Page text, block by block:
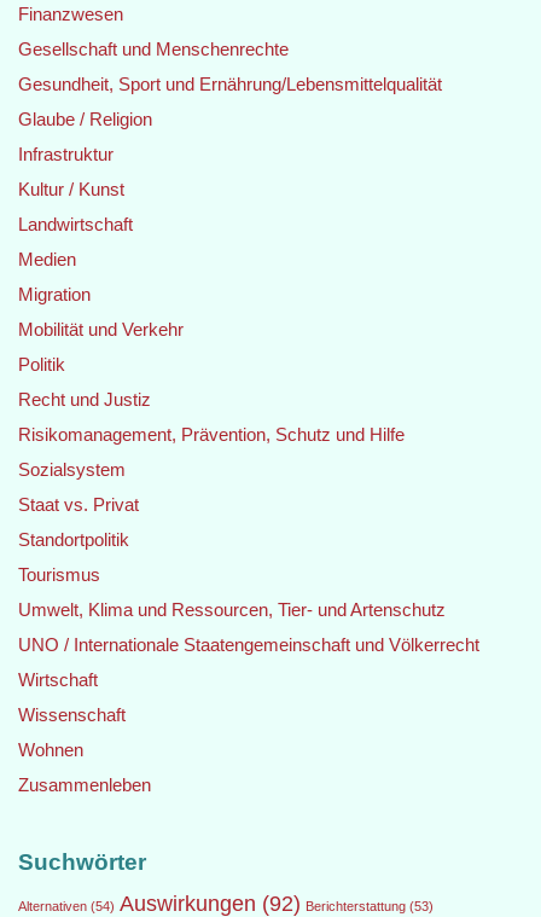
Finanzwesen
Gesellschaft und Menschenrechte
Gesundheit, Sport und Ernährung/Lebensmittelqualität
Glaube / Religion
Infrastruktur
Kultur / Kunst
Landwirtschaft
Medien
Migration
Mobilität und Verkehr
Politik
Recht und Justiz
Risikomanagement, Prävention, Schutz und Hilfe
Sozialsystem
Staat vs. Privat
Standortpolitik
Tourismus
Umwelt, Klima und Ressourcen, Tier- und Artenschutz
UNO / Internationale Staatengemeinschaft und Völkerrecht
Wirtschaft
Wissenschaft
Wohnen
Zusammenleben
Suchwörter
Alternativen (54) Auswirkungen (92) Berichterstattung (53)